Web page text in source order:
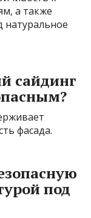
а также
натуральное
сайдинг
фасада.
под